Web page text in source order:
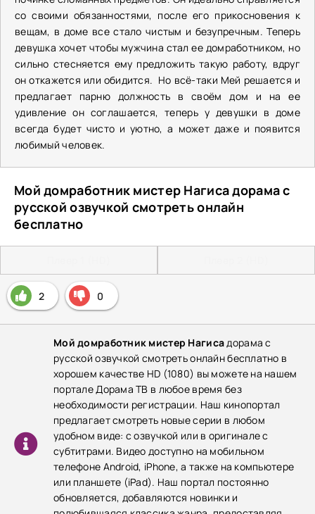
со своими обязанностями, после его прикосновения к
вещам, в доме все стало чистым и безупречным. Теперь
девушка хочет чтобы мужчина стал ее домработником, но
сильно стесняется ему предложить такую работу, вдруг
он откажется или обидится. Но всё-таки Мей решается и
предлагает парню должность в своём дом и на ее
удивление он соглашается, теперь у девушки в доме
всегда будет чисто и уютно, а может даже и появится
любимый человек.
Мой домработник мистер Нагиса дорама с
русской озвучкой смотреть онлайн
бесплатно
2 0
Мой домработник мистер Нагисадорама с
русской озвучкой смотреть онлайн бесплатно в
хорошем качестве HD (1080) вы можете на нашем
портале Дорама ТВ в любое время без
необходимости регистрации. Наш кинопортал
предлагает смотреть новые серии в любом
удобном виде: с озвучкой или в оригинале с
субтитрами. Видео доступно на мобильном
телефоне Android, iPhone, а также на компьютере
или планшете (iPad). Наш портал постоянно
обновляется, добавляются новинки и